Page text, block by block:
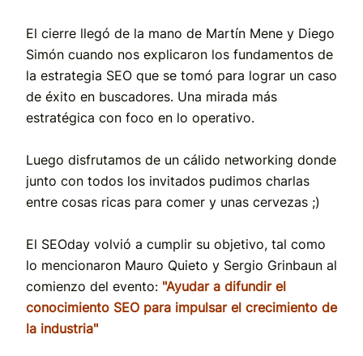
El cierre llegó de la mano de Martín Mene y Diego
Simón cuando nos explicaron los fundamentos de
la estrategia SEO que se tomó para lograr un caso
de éxito en buscadores. Una mirada más
estratégica con foco en lo operativo.
Luego disfrutamos de un cálido networking donde
junto con todos los invitados pudimos charlas
entre cosas ricas para comer y unas cervezas ;)
El SEOday volvió a cumplir su objetivo, tal como
lo mencionaron Mauro Quieto y Sergio Grinbaun al
comienzo del evento: "Ayudar a difundir el
conocimiento SEO para impulsar el crecimiento de
la industria"